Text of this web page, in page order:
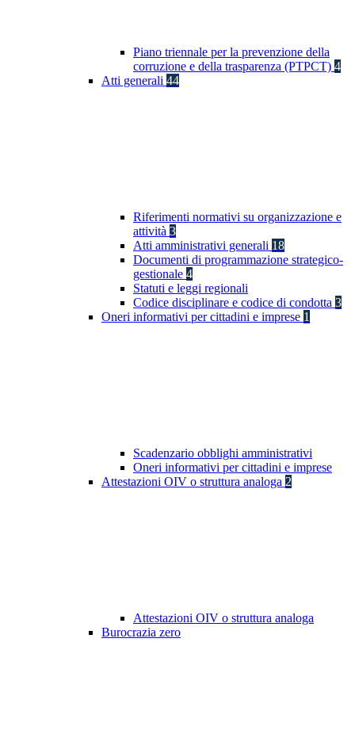
Piano triennale per la prevenzione della
corruzione e della trasparenza (PTPCT) 4
Atti generali 44
Riferimenti normativi su organizzazione e
attività 3
Atti amministrativi generali 18
Documenti di programmazione strategico-
gestionale 4
Statuti e leggi regionali
Codice disciplinare e codice di condotta 3
Oneri informativi per cittadini e imprese 1
Scadenzario obblighi amministrativi
Oneri informativi per cittadini e imprese
Attestazioni OIV o struttura analoga 2
Attestazioni OIV o struttura analoga
Burocrazia zero